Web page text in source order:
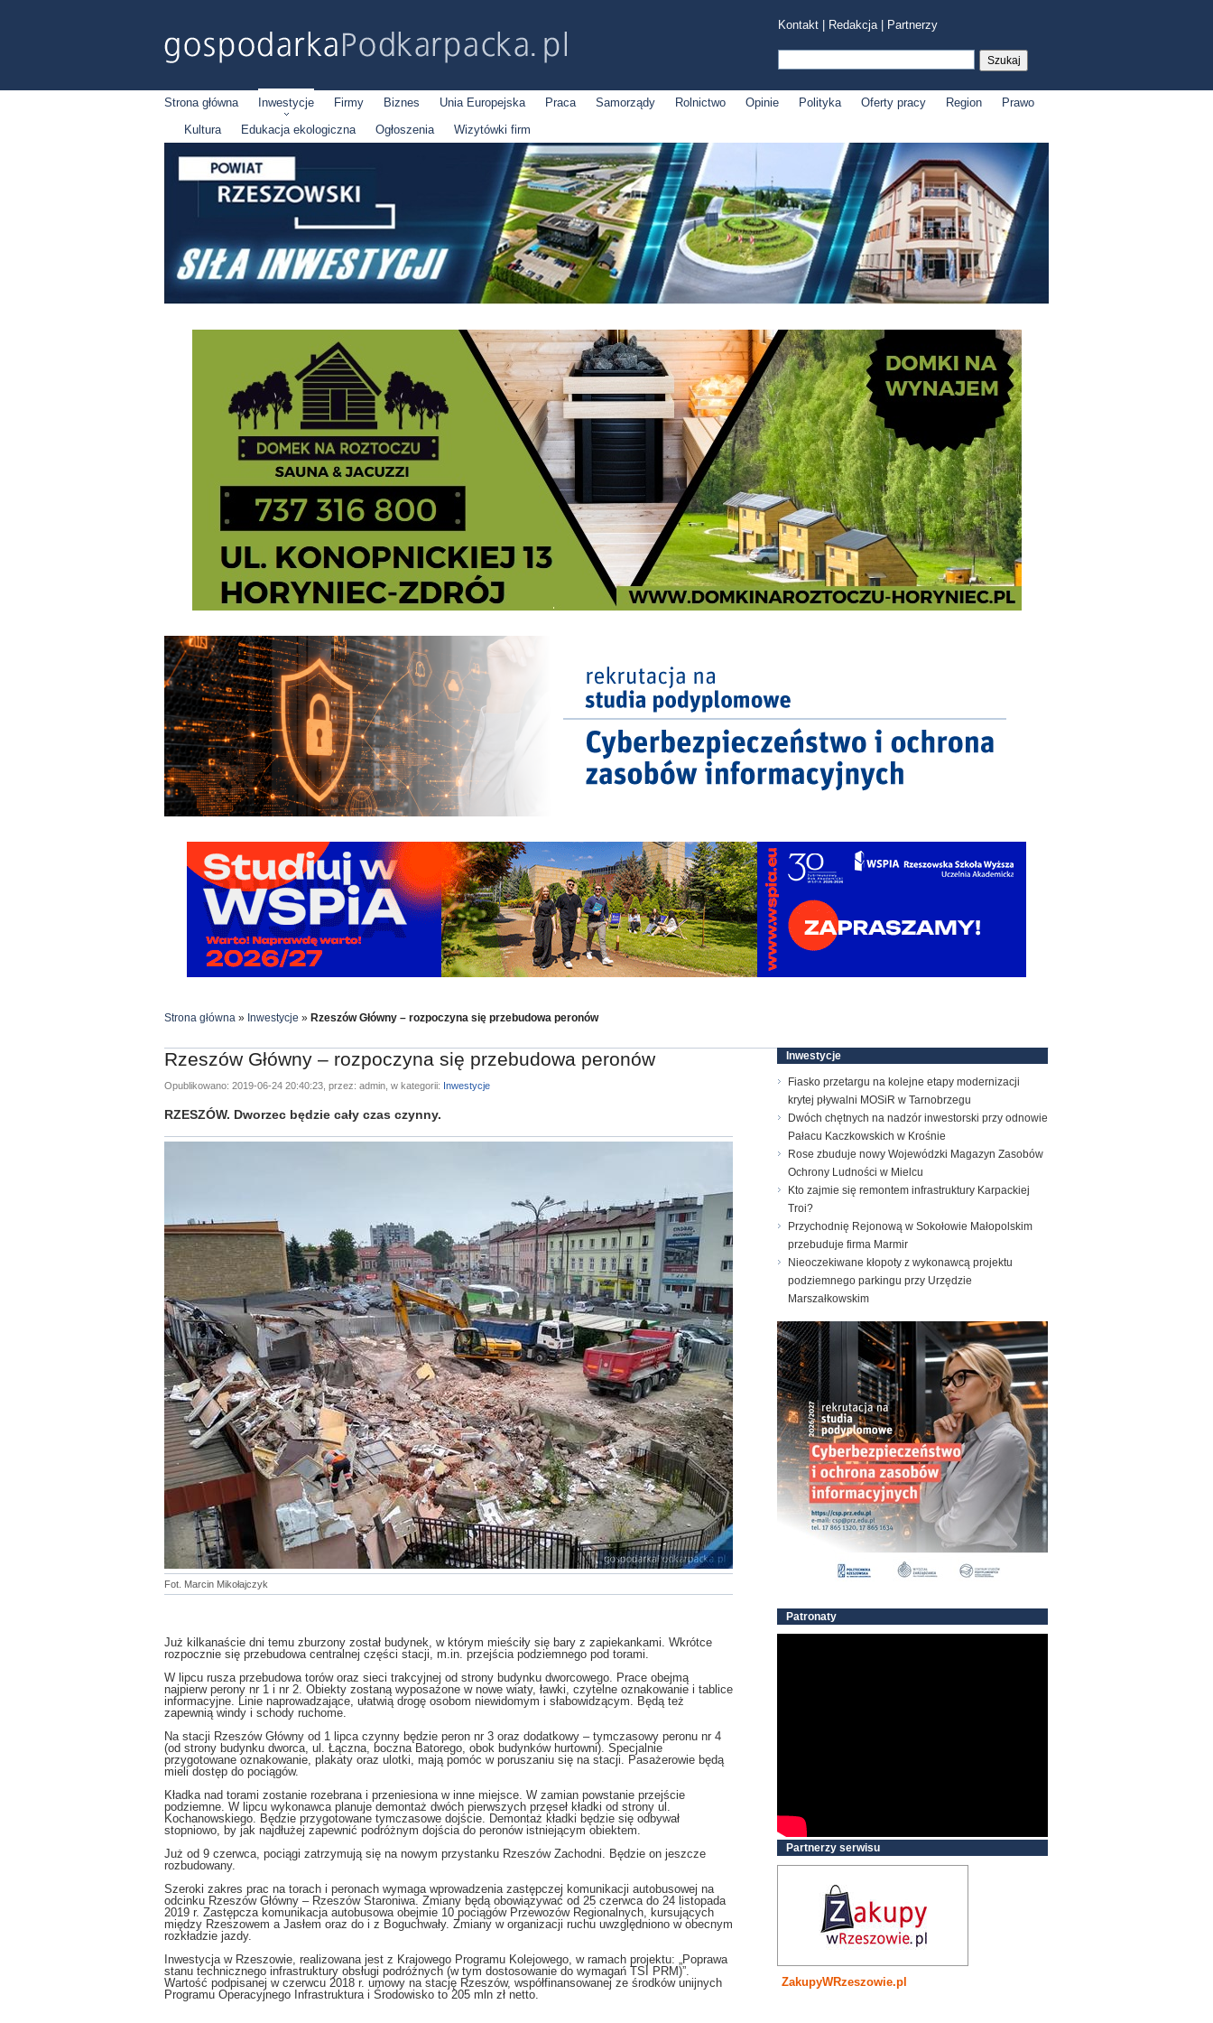
Kontakt Redakcja| Partnerzy
Strona główna Inwestycje Firmy Biznes Unia Europejska Praca Samorządy Rolnictwo Opinie Polityka Oferty pracy Region
Prawo
Kultura
Edukacja ekologiczna Ogłoszenia Wizytówki firm
Strona główna » Inwestycje » Rzeszów Główny – rozpoczyna się przebudowa peronów
Rzeszów Główny – rozpoczyna się przebudowa peronów
Opublikowano: 2019-06-24 20:40:23, przez: admin, w kategorii: Inwestycje
RZESZÓW. Dworzec będzie cały czas czynny.
Fot. Marcin Mikołajczyk
Już kilkanaście dni temu zburzony został budynek, w którym mieściły się bary z zapiekankami. Wkrótce
rozpocznie się przebudowa centralnej części stacji, m.in. przejścia podziemnego pod torami.
W lipcu rusza przebudowa torów oraz sieci trakcyjnej od strony budynku dworcowego. Prace obejmą
najpierw perony nr 1 i nr 2. Obiekty zostaną wyposażone w nowe wiaty, ławki, czytelne oznakowanie i tablice
informacyjne. Linie naprowadzające, ułatwią drogę osobom niewidomym i słabowidzącym. Będą też
zapewnią windy i schody ruchome.
Na stacji Rzeszów Główny od 1 lipca czynny będzie peron nr 3 oraz dodatkowy – tymczasowy peronu nr 4
(od strony budynku dworca, ul. Łączna, boczna Batorego, obok budynków hurtowni). Specjalnie
przygotowane oznakowanie, plakaty oraz ulotki, mają pomóc w poruszaniu się na stacji. Pasażerowie będą
mieli dostęp do pociągów.
Kładka nad torami zostanie rozebrana i przeniesiona w inne miejsce. W zamian powstanie przejście
podziemne. W lipcu wykonawca planuje demontaż dwóch pierwszych przęseł kładki od strony ul.
Kochanowskiego. Będzie przygotowane tymczasowe dojście. Demontaż kładki będzie się odbywał
stopniowo, by jak najdłużej zapewnić podróżnym dojścia do peronów istniejącym obiektem.
Już od 9 czerwca, pociągi zatrzymują się na nowym przystanku Rzeszów Zachodni. Będzie on jeszcze
rozbudowany.
Szeroki zakres prac na torach i peronach wymaga wprowadzenia zastępczej komunikacji autobusowej na
odcinku Rzeszów Główny – Rzeszów Staroniwa. Zmiany będą obowiązywać od 25 czerwca do 24 listopada
2019 r. Zastępcza komunikacja autobusowa obejmie 10 pociągów Przewozów Regionalnych, kursujących
między Rzeszowem a Jasłem oraz do i z Boguchwały. Zmiany w organizacji ruchu uwzględniono w obecnym
rozkładzie jazdy.
Inwestycja w Rzeszowie, realizowana jest z Krajowego Programu Kolejowego, w ramach projektu: „Poprawa
stanu technicznego infrastruktury obsługi podróżnych (w tym dostosowanie do wymagań TSI PRM)”.
Wartość podpisanej w czerwcu 2018 r. umowy na stację Rzeszów, współfinansowanej ze środków unijnych
Programu Operacyjnego Infrastruktura i Środowisko to 205 mln zł netto.
Inwestycje
Fiasko przetargu na kolejne etapy modernizacji
krytej pływalni MOSiR w Tarnobrzegu
Dwóch chętnych na nadzór inwestorski przy odnowie
Pałacu Kaczkowskich w Krośnie
Rose zbuduje nowy Wojewódzki Magazyn Zasobów
Ochrony Ludności w Mielcu
Kto zajmie się remontem infrastruktury Karpackiej
Troi?
Przychodnię Rejonową w Sokołowie Małopolskim
przebuduje firma Marmir
Nieoczekiwane kłopoty z wykonawcą projektu
podziemnego parkingu przy Urzędzie
Marszałkowskim
Patronaty
Partnerzy serwisu
ZakupyWRzeszowie.pl